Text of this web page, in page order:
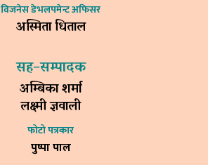
विजनेस डेभलपमेन्ट अफिसर
अस्मिता धिताल
सह–सम्पादक
अम्बिका शर्मा
लक्ष्मी ज्ञवाली
फोटो पत्रकार
पुष्पा पाल